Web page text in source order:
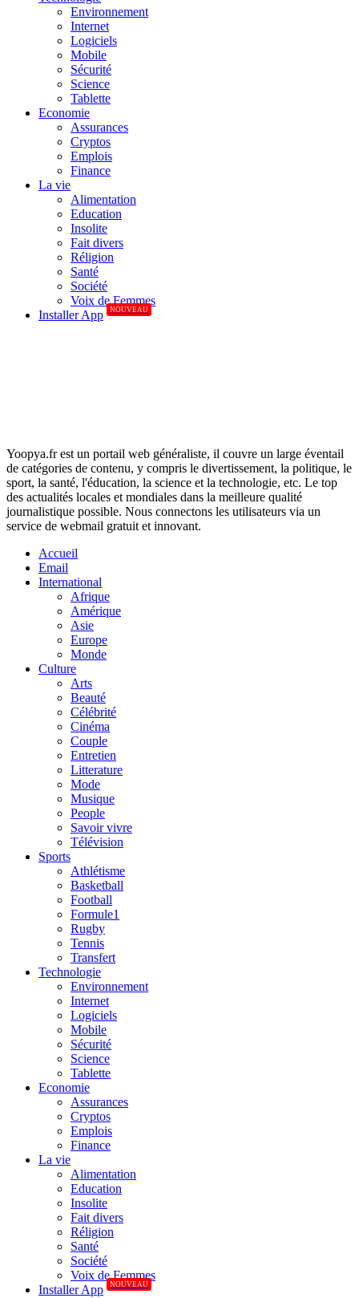
Environnement
Internet
Logiciels
Mobile
Sécurité
Science
Tablette
Economie
Assurances
Cryptos
Emplois
Finance
La vie
Alimentation
Education
Insolite
Fait divers
Réligion
Santé
Société
Voix de Femmes
Installer App
NOUVEAU
Yoopya.fr est un portail web généraliste, il couvre un large éventail
de catégories de contenu, y compris le divertissement, la politique, le
sport, la santé, l'éducation, la science et la technologie, etc. Le top
des actualités locales et mondiales dans la meilleure qualité
journalistique possible. Nous connectons les utilisateurs via un
service de webmail gratuit et innovant.
Accueil
Email
International
Afrique
Amérique
Asie
Europe
Monde
Culture
Arts
Beauté
Célébrité
Cinéma
Couple
Entretien
Litterature
Mode
Musique
People
Savoir vivre
Télévision
Sports
Athlétisme
Basketball
Football
Formule1
Rugby
Tennis
Transfert
Technologie
Environnement
Internet
Logiciels
Mobile
Sécurité
Science
Tablette
Economie
Assurances
Cryptos
Emplois
Finance
La vie
Alimentation
Education
Insolite
Fait divers
Réligion
Santé
Société
Voix de Femmes
Installer App
NOUVEAU